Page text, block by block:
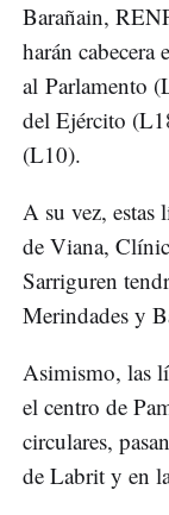
Barañain,
harán cabecera
al Parlamento
del Ejército
(L10).
A su vez, estas
de Viana,
Sarriguren
Merindades y
Asimismo, las
el centro de
circulares,
de Labrit y en